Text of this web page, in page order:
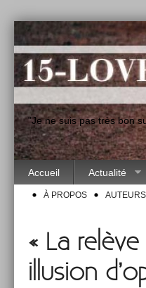
"Je ne suis pas très bon
Accueil Actualité
À PROPOS AUTEURS
« La
illusion